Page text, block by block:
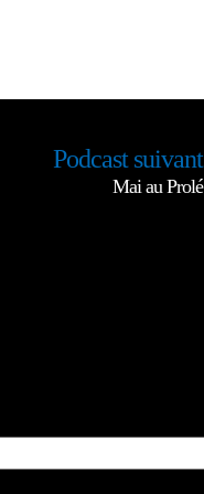
Podcast suivant
Mai au Prolé